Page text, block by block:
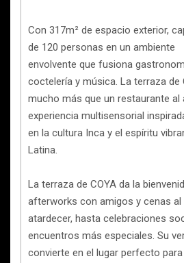
Con 317m² de espacio exterior,
de 120 personas en un ambiente
envolvente que fusiona
coctelería y música. La terraza de
mucho más que un restaurante al
experiencia multisensorial
en la cultura Inca y el espíritu
Latina.
La terraza de COYA da la
afterworks con amigos y cenas al
atardecer, hasta celebraciones
encuentros más especiales. Su
convierte en el lugar perfecto